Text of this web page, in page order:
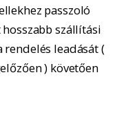
passzoló
szállítási
leadását (
) követően